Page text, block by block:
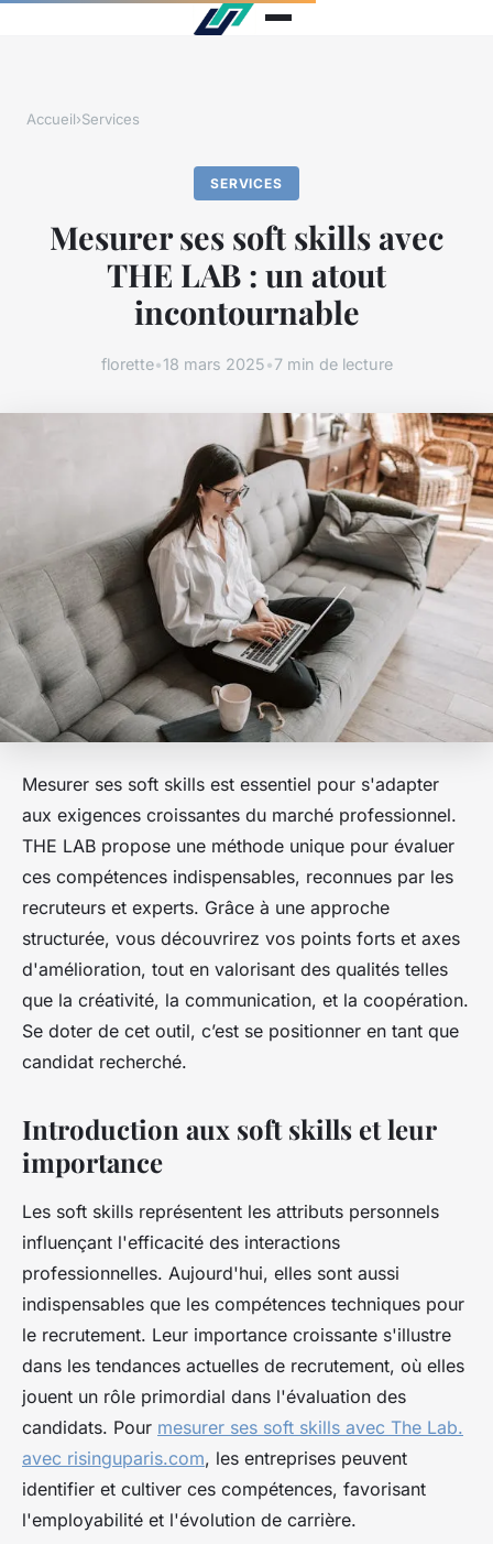
Accueil›Services
SERVICES
Mesurer ses soft skills avec
THE LAB : un atout
incontournable
florette•18 mars 2025•7 min de lecture
Mesurer ses soft skills est essentiel pour s'adapter
aux exigences croissantes du marché professionnel.
THE LAB propose une méthode unique pour évaluer
ces compétences indispensables, reconnues par les
recruteurs et experts. Grâce à une approche
structurée, vous découvrirez vos points forts et axes
d'amélioration, tout en valorisant des qualités telles
que la créativité, la communication, et la coopération.
Se doter de cet outil, c’est se positionner en tant que
candidat recherché.
Introduction aux soft skills et leur
importance
Les soft skills représentent les attributs personnels
influençant l'efficacité des interactions
professionnelles. Aujourd'hui, elles sont aussi
indispensables que les compétences techniques pour
le recrutement. Leur importance croissante s'illustre
dans les tendances actuelles de recrutement, où elles
jouent un rôle primordial dans l'évaluation des
candidats. Pour mesurer ses soft skills avec The Lab.
avec risinguparis.com, les entreprises peuvent
identifier et cultiver ces compétences, favorisant
l'employabilité et l'évolution de carrière.